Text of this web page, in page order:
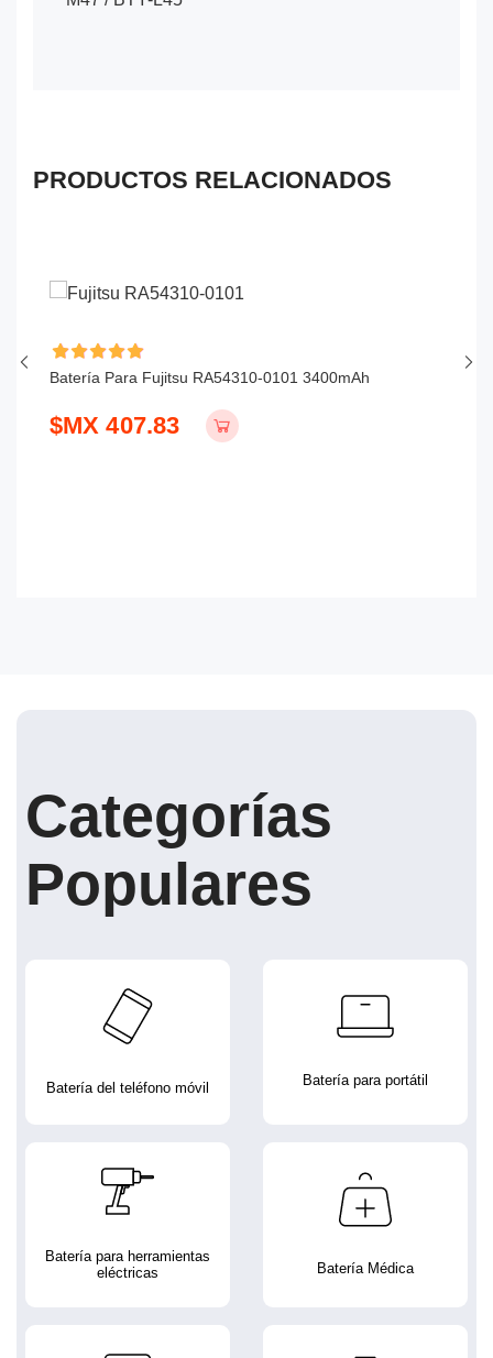
PRODUCTOS RELACIONADOS
Batería Para Fujitsu RA54310-0101 3400mAh
$MX 407.83
Categorías
Populares
Batería del teléfono móvil Batería para portátil
Batería para herramientas
eléctricas
Batería Médica